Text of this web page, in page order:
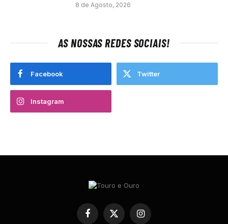
8 de Agosto, 2026
AS NOSSAS REDES SOCIAIS!
Facebook Twitter
Instagram
Facebook
X
Instagram